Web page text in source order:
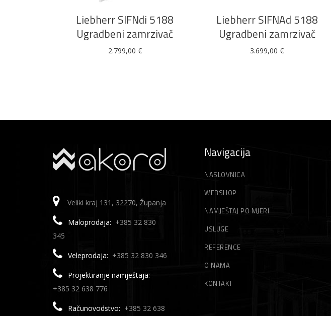
Liebherr SIFNdi 5188
Ugradbeni zamrzivač
2.799,00 €
Liebherr SIFNAd 5188
Ugradbeni zamrzivač
3.699,00€
Veliki kraj 131, 32270, Županja
Maloprodaja: +385 32 830
345
Veleprodaja: +385 32 830 346
Projektiranje namještaja:
+385 32 638 776
Računovodstvo: +385 32 638
Navigacija
NASLOVNICA
WEBSHOP
NAMJEŠTAJ PO MJERI
USLUGE
REFERENCE
O NAMA
KONTAKT